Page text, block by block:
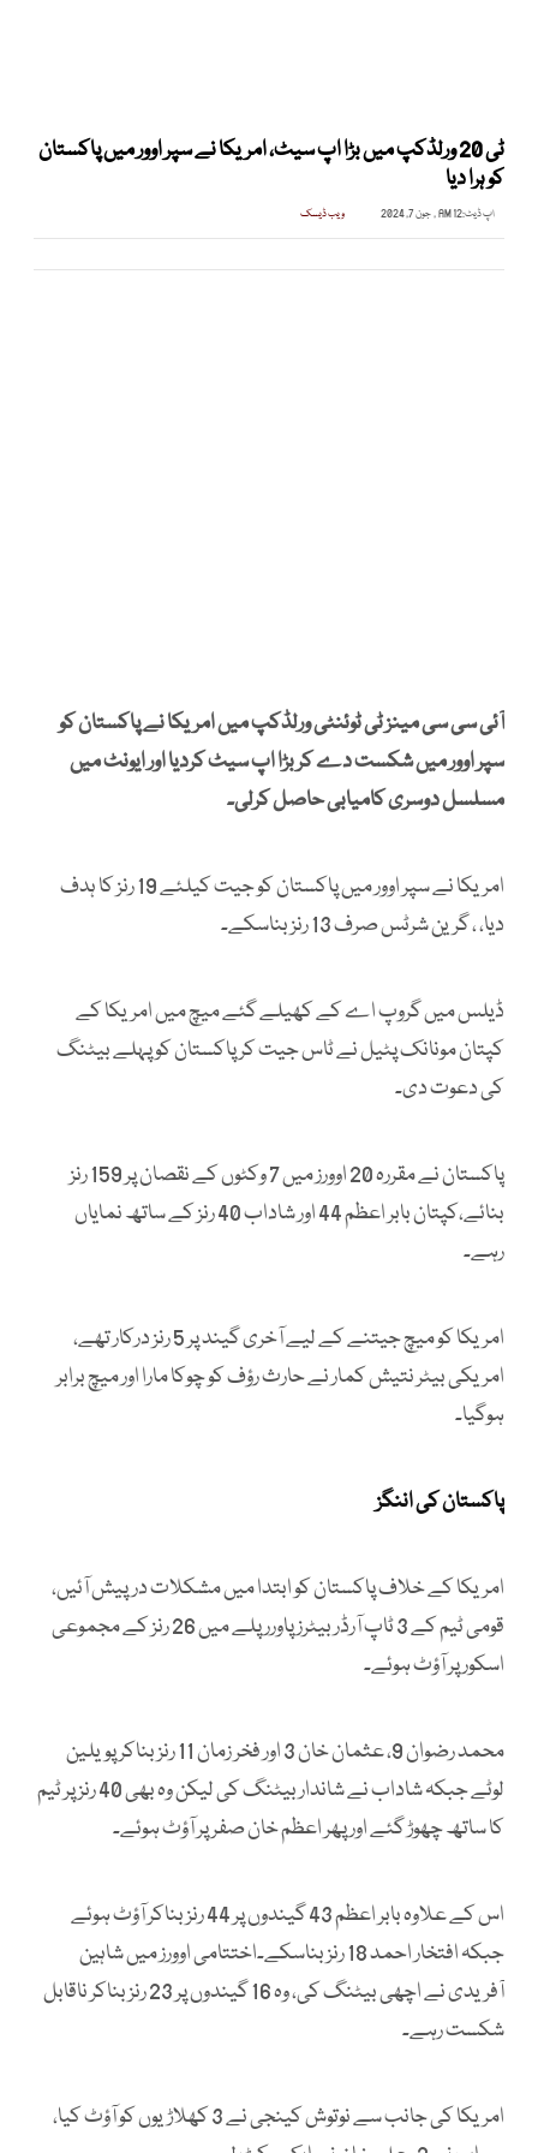
ٹی 20 ورلڈکپ میں بڑا اپ سیٹ، امریکا نے سپر اوور میں پاکستان
کو ہرا دیا
اپ ڈیٹ:12 AM , جون 7, 2024 ویب ڈیسک
آئی سی سی مینز ٹی ٹوئنٹی ورلڈکپ میں امریکا نے پاکستان کو
سپر اوور میں شکست دے کر بڑا اپ سیٹ کردیا اور ایونٹ میں
مسلسل دوسری کامیابی حاصل کرلی۔
امریکا نے سپر اوور میں پاکستان کو جیت کیلئے 19 رنز کا ہدف
دیا، ، گرین شرٹس صرف 13 رنز بناسکے۔
ڈیلس میں گروپ اے کے کھیلے گئے میچ میں امریکا کے
کپتان مونانک پٹیل نے ٹاس جیت کر پاکستان کو پہلے بیٹنگ
کی دعوت دی۔
پاکستان نے مقررہ 20 اوورز میں 7 وکٹوں کے نقصان پر 159 رنز
بنائے،کپتان بابر اعظم 44 اور شاداب 40 رنز کے ساتھ نمایاں
رہے۔
امریکا کو میچ جیتنے کے لیے آخری گیند پر 5 رنز درکار تھے،
امریکی بیٹر نتیش کمار نے حارث رؤف کو چوکا مارا اور میچ برابر
ہوگیا۔
پاکستان کی اننگز
امریکا کے خلاف پاکستان کو ابتدا میں مشکلات درپیش آئیں،
قومی ٹیم کے 3 ٹاپ آرڈر بیٹرز پاورر پلے میں 26 رنز کے مجموعی
اسکور پر آؤٹ ہوئے۔
محمد رضوان 9، عثمان خان 3 اور فخر زمان 11 رنز بناکر پویلین
لوٹے جبکہ شاداب نے شاندار بیٹنگ کی لیکن وہ بھی 40 رنز پر ٹیم
کا ساتھ چھوڑ گئے اور پھر اعظم خان صفر پر آؤٹ ہوئے۔
اس کے علاوہ بابر اعظم 43 گیندوں پر 44 رنز بناکر آؤٹ ہوئے
جبکہ افتخار احمد 18 رنز بناسکے۔اختتامی اوورز میں شاہین
آفریدی نے اچھی بیٹنگ کی، وہ 16 گیندوں پر 23 رنز بناکر ناقابل
شکست رہے۔
امریکا کی جانب سے نوتوش کینجی نے 3 کھلاڑیوں کو آؤٹ کیا،